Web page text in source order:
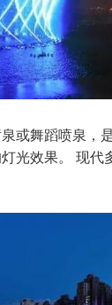
或舞蹈喷泉，
光效果。 现